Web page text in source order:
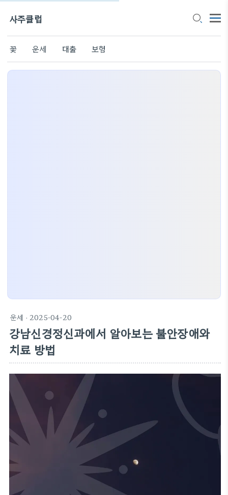
사주클럽
꽃 운세 대출 보험
운세 · 2025-04-20
강남신경정신과에서 알아보는 불안장애와
치료 방법